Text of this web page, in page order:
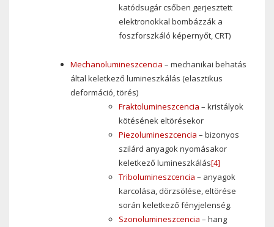
katódsugár csőben gerjesztett
elektronokkal bombázzák a
foszforszkáló képernyőt, CRT)
Mechanolumineszcencia – mechanikai behatás
által keletkező lumineszkálás (elasztikus
deformáció, törés)
Fraktolumineszcencia – kristályok
kötésének eltörésekor
Piezolumineszcencia – bizonyos
szilárd anyagok nyomásakor
keletkező lumineszkálás[4]
Tribolumineszcencia – anyagok
karcolása, dörzsölése, eltörése
során keletkező fényjelenség.
Szonolumineszcencia – hang